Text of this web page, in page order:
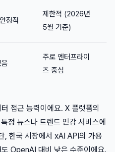
정적
제한적 (2026년
5월 기준)
주로 엔터프라이
즈 중심
접근 능력이에요. X 플랫폼의
정 뉴스나 트렌드 민감 서비스에
, 한국 시장에서 xAI API의 가용
OpenAI 대비 낮은 수준이에요.